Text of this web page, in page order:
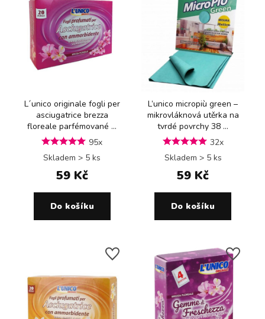
L´unico originale fogli per
asciugatrice brezza
floreale parfémované ...
95x
Skladem > 5 ks
59 Kč
Do košíku
L’unico micropiù green –
mikrovláknová utěrka na
tvrdé povrchy 38 ...
32x
Skladem > 5 ks
59 Kč
Do košíku